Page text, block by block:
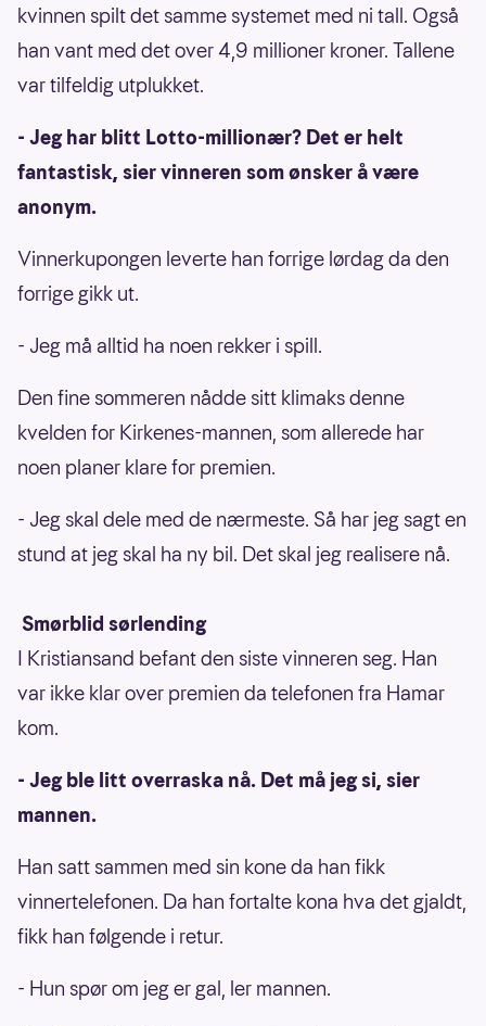
kvinnen spilt det samme systemet med ni tall. Også
han vant med det over 4,9 millioner kroner. Tallene
var tilfeldig utplukket.
- Jeg har blitt Lotto-millionær? Det er helt
fantastisk, sier vinneren som ønsker å være
anonym.
Vinnerkupongen leverte han forrige lørdag da den
forrige gikk ut.
- Jeg må alltid ha noen rekker i spill.
Den fine sommeren nådde sitt klimaks denne
kvelden for Kirkenes-mannen, som allerede har
noen planer klare for premien.
- Jeg skal dele med de nærmeste. Så har jeg sagt en
stund at jeg skal ha ny bil. Det skal jeg realisere nå.
Smørblid sørlending
I Kristiansand befant den siste vinneren seg. Han
var ikke klar over premien da telefonen fra Hamar
kom.
- Jeg ble litt overraska nå. Det må jeg si, sier
mannen.
Han satt sammen med sin kone da han fikk
vinnertelefonen. Da han fortalte kona hva det gjaldt,
fikk han følgende i retur.
- Hun spør om jeg er gal, ler mannen.